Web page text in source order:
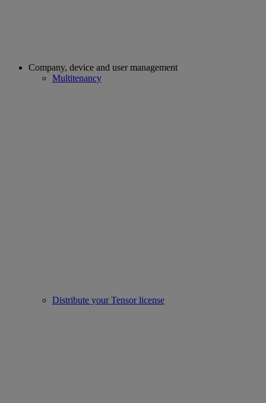
Company, device and user management
Multitenancy
Distribute your Tensor license